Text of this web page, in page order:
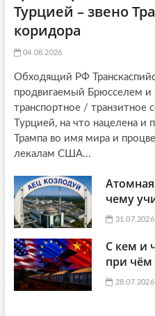
Турцией – звено
коридора
04.08.2026
Обходящий РФ
продвигаемый Брюсселем
транспортное /
Турцией, на что нацелена и
Трампа во имя мира и
лекалам США...
чему
31.07.2026
С кем и
при чём
28.07.2026